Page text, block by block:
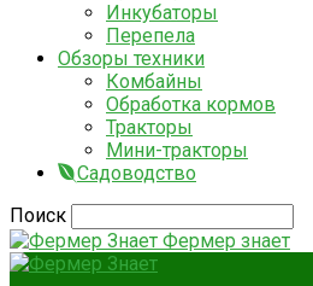
Инкубаторы
Перепела
Обзоры техники
Комбайны
Обработка кормов
Тракторы
Мини-тракторы
Садоводство
Поиск
Фермер знает